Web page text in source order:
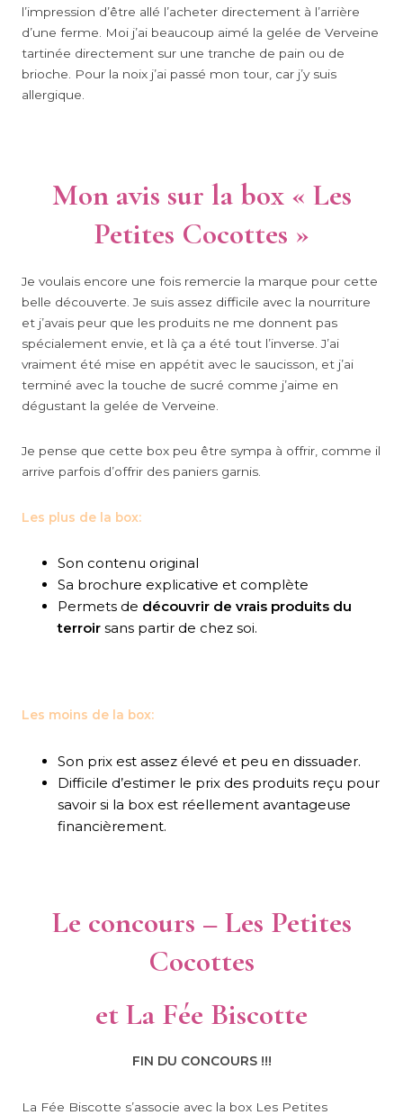
l’impression d’être allé l’acheter directement à l’arrière
d’une ferme. Moi j’ai beaucoup aimé la gelée de Verveine
tartinée directement sur une tranche de pain ou de
brioche. Pour la noix j’ai passé mon tour, car j’y suis
allergique.
Mon avis sur la box « Les
Petites Cocottes »
Je voulais encore une fois remercie la marque pour cette
belle découverte. Je suis assez difficile avec la nourriture
et j’avais peur que les produits ne me donnent pas
spécialement envie, et là ça a été tout l’inverse. J’ai
vraiment été mise en appétit avec le saucisson, et j’ai
terminé avec la touche de sucré comme j’aime en
dégustant la gelée de Verveine.
Je pense que cette box peu être sympa à offrir, comme il
arrive parfois d’offrir des paniers garnis.
Les plus de la box:
Son contenu original
Sa brochure explicative et complète
Permets de découvrir de vrais produits du
terroir sans partir de chez soi.
Les moins de la box:
Son prix est assez élevé et peu en dissuader.
Difficile d’estimer le prix des produits reçu pour
savoir si la box est réellement avantageuse
financièrement.
Le concours – Les Petites
Cocottes
et La Fée Biscotte
FIN DU CONCOURS !!!
La Fée Biscotte s’associe avec la box Les Petites